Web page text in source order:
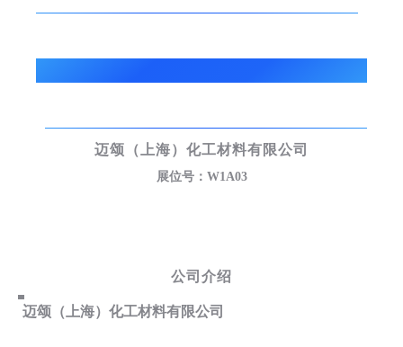
迈颂（上海）化工材料有限公司
展位号：W1A03
公司介绍
迈颂（上海）化工材料有限公司